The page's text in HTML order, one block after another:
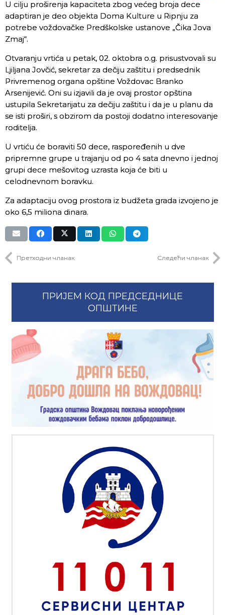
U cilju proširenja kapaciteta zbog većeg broja dece
adaptiran je deo objekta Doma Kulture u Ripnju za
potrebe voždovačke Predškolske ustanove „Čika Jova
Zmaj“.
Otvaranju vrtića u petak, 02. oktobra o.g. prisustvovali su
Ljiljana Jovčić, sekretar za dečiju zaštitu i predsednik
Privremenog organa opštine Voždovac Branko
Arsenijević. Oni su izjavili da je ovaj prostor opština
ustupila Sekretarijatu za dečiju zaštitu i da je u planu da
se isti proširi, s obzirom da postoji dodatno interesovanje
roditelja.
U vrtiću će boraviti 50 dece, raspoređenih u dve
pripremne grupe u trajanju od po 4 sata dnevno i jednoj
grupi dece mešovitog uzrasta koja će biti u
celodnevnom boravku.
Za adaptaciju ovog prostora iz budžeta grada izvojeno je
oko 6,5 miliona dinara.
Претходни чланак Следећи чланак
ПРИЈЕМ КОД ПРЕДСЕДНИЦЕ
ОПШТИНЕ